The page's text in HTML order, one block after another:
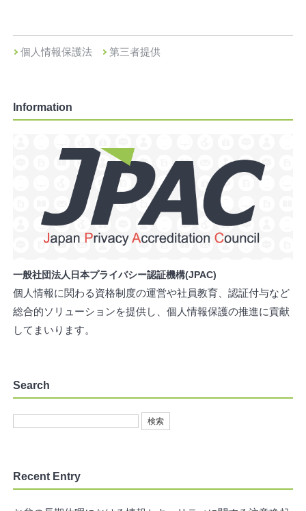
個人情報保護法 第三者提供
Information
一般社団法人日本プライバシー認証機構(JPAC)
個人情報に関わる資格制度の運営や社員教育、認証付与など
総合的ソリューションを提供し、個人情報保護の推進に貢献
してまいります。
Search
Recent Entry